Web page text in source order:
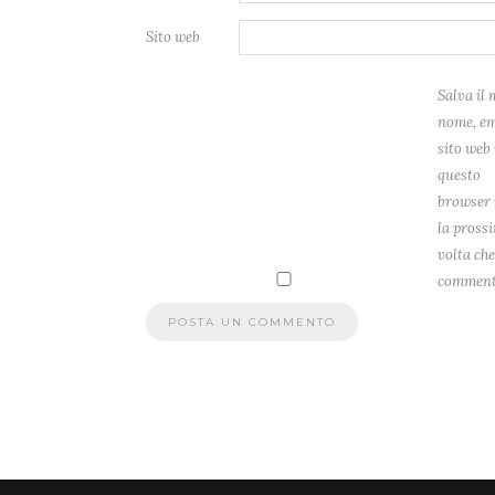
Sito web
Salva il
nome,
sito web
questo
browser
la
volta che